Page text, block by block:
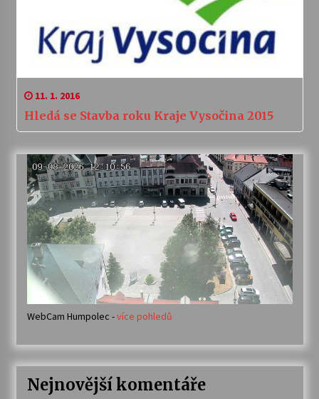
11. 1. 2016
Hledá se Stavba roku Kraje Vysočina 2015
WebCam Humpolec -více pohledů
Nejnovější komentáře